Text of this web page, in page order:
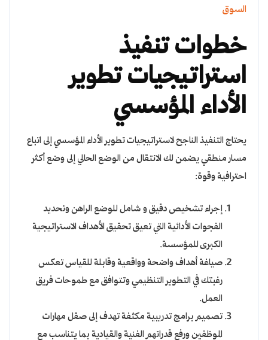
السوق
خطوات تنفيذ
استراتيجيات تطوير
الأداء المؤسسي
يحتاج التنفيذ الناجح لاستراتيجيات تطوير الأداء المؤسسي إلى اتباع
مسار منطقي يضمن لك الانتقال من الوضع الحالي إلى وضع أكثر
احترافية وقوة:
إجراء تشخيص دقيق و شامل للوضع الراهن وتحديد
الفجوات الأدائية التي تعيق تحقيق الأهداف الاستراتيجية
الكبرى للمؤسسة.
صياغة أهداف واضحة وواقعية وقابلة للقياس تعكس
رغبتك في التطوير التنظيمي وتتوافق مع طموحات فريق
العمل.
تصميم برامج تدريبية مكثفة تهدف إلى صقل مهارات
الموظفين ورفع قدراتهم الفنية والقيادية بما يتناسب مع